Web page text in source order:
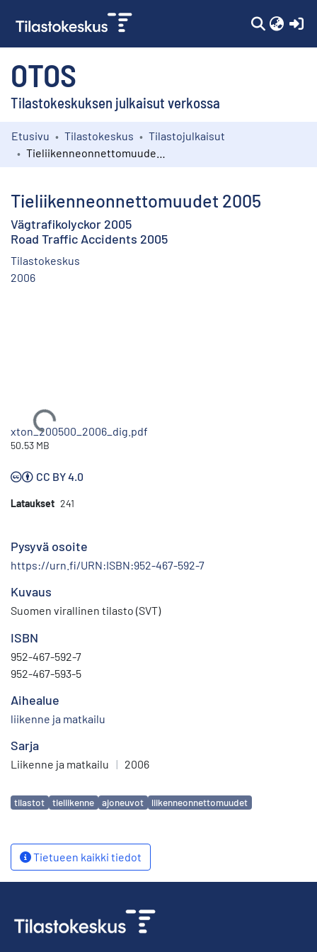
OTOS
Tilastokeskuksen julkaisut verkossa
Kokoelmat
Etusivu Tilastokeskus
Tilastojulkaisut
Tieliikenneonnettomuudet 2005
Vägtrafikolyckor 2005
Road Traffic Accidents 2005
Tilastokeskus
2006
Ladataan...
xton_200500_2006_dig.pdf
50.53 MB
CC BY 4.0
Lataukset 241
Pysyvä osoite
https://urn.fi/URN:ISBN:952-467-592-7
Kuvaus
Suomen virallinen tilasto (SVT)
ISBN
952-467-592-7
952-467-593-5
Aihealue
liikenne ja matkailu
Sarja
Liikenne ja matkailu | 2006
Avainsanat
tilastot tieliikenne ajoneuvot liikenneonnettomuudet
Tietueen kaikki tiedot